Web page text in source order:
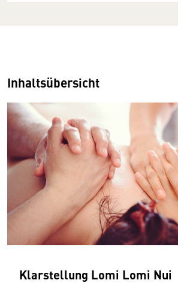
Inhaltsübersicht
Klarstellung Lomi Lomi Nui